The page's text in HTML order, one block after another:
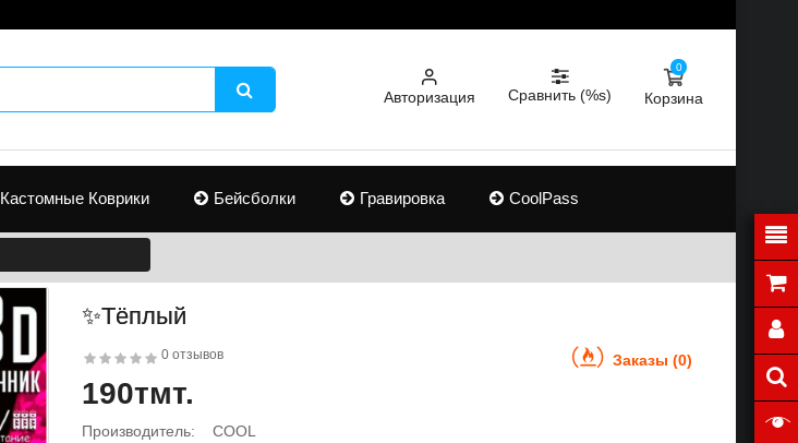
Авторизация Сравнить (%s) Корзина
0
Кастомные Коврики Бейсболки Гравировка CoolPass
✨Тёплый
0 отзывов Заказы (0)
190тмт.
Производитель:
COOL